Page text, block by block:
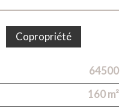
Copropriété
64500
160 m²